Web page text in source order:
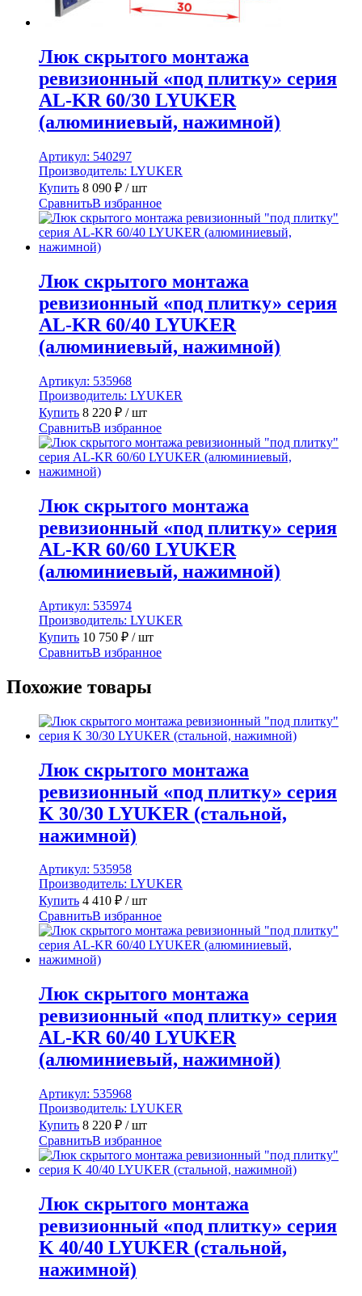
Люк скрытого монтажа
ревизионный «под плитку» серия
AL-KR 60/30 LYUKER
(алюминиевый, нажимной)
Артикул: 540297
Производитель: LYUKER
Купить 8 090 ₽ / шт
СравнитьВ избранное
Люк скрытого монтажа
ревизионный «под плитку» серия
AL-KR 60/40 LYUKER
(алюминиевый, нажимной)
Артикул: 535968
Производитель: LYUKER
Купить 8 220 ₽ / шт
СравнитьВ избранное
Люк скрытого монтажа
ревизионный «под плитку» серия
AL-KR 60/60 LYUKER
(алюминиевый, нажимной)
Артикул: 535974
Производитель: LYUKER
Купить 10 750 ₽ / шт
СравнитьВ избранное
Похожие товары
Люк скрытого монтажа
ревизионный «под плитку» серия
K 30/30 LYUKER (стальной,
нажимной)
Артикул: 535958
Производитель: LYUKER
Купить 4 410 ₽ / шт
СравнитьВ избранное
Люк скрытого монтажа
ревизионный «под плитку» серия
AL-KR 60/40 LYUKER
(алюминиевый, нажимной)
Артикул: 535968
Производитель: LYUKER
Купить 8 220 ₽ / шт
СравнитьВ избранное
Люк скрытого монтажа
ревизионный «под плитку» серия
K 40/40 LYUKER (стальной,
нажимной)